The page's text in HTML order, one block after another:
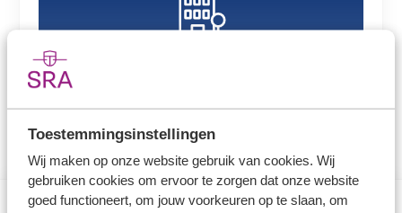
Toestemmingsinstellingen
Wij maken op onze website gebruik van cookies. Wij
gebruiken cookies om ervoor te zorgen dat onze website
goed functioneert, om jouw voorkeuren op te slaan, om